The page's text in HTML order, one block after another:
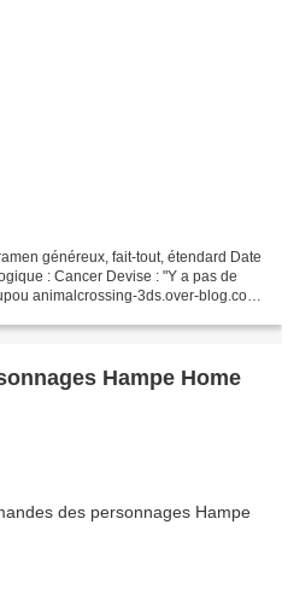
généreux, fait-tout, étendard Date
: Cancer Devise : "Y a pas de
animalcrossing-3ds.over-blog.com
Hampe Home